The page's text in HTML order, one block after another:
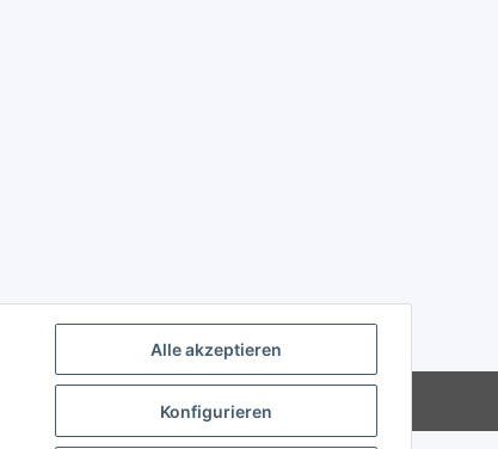
Alle akzeptieren
Konfigurieren